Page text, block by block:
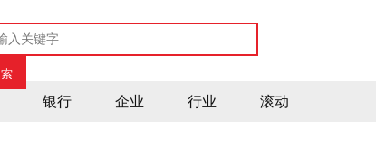
银行 企业 行业 滚动